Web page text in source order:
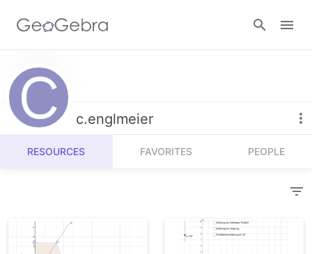
Resources
Number Sense
Algebra
Measurement
Calculators
Geometry
c.englmeier
RESOURCES FAVORITES PEOPLE